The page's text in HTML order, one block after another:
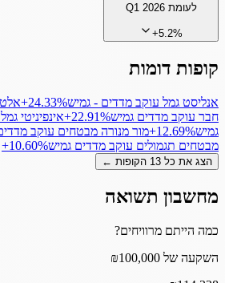
לעומתQ1 2026
+5.2%
קופות דומות
אנליסט גמל עוקב מדדים - גמיש‎+24.33%
חבר עוקב מדדים גמיש‎+22.91%אינפיניטי
גמיש‎+12.69%מור מנורה מבטחים עוקב
מבטחים תגמולים עוקב מדדים גמיש‎+10.60%
הצג את כל 13 הקופות ←
מחשבון תשואה
כמה הייתם מרוויחים?
השקעה של ₪100,000